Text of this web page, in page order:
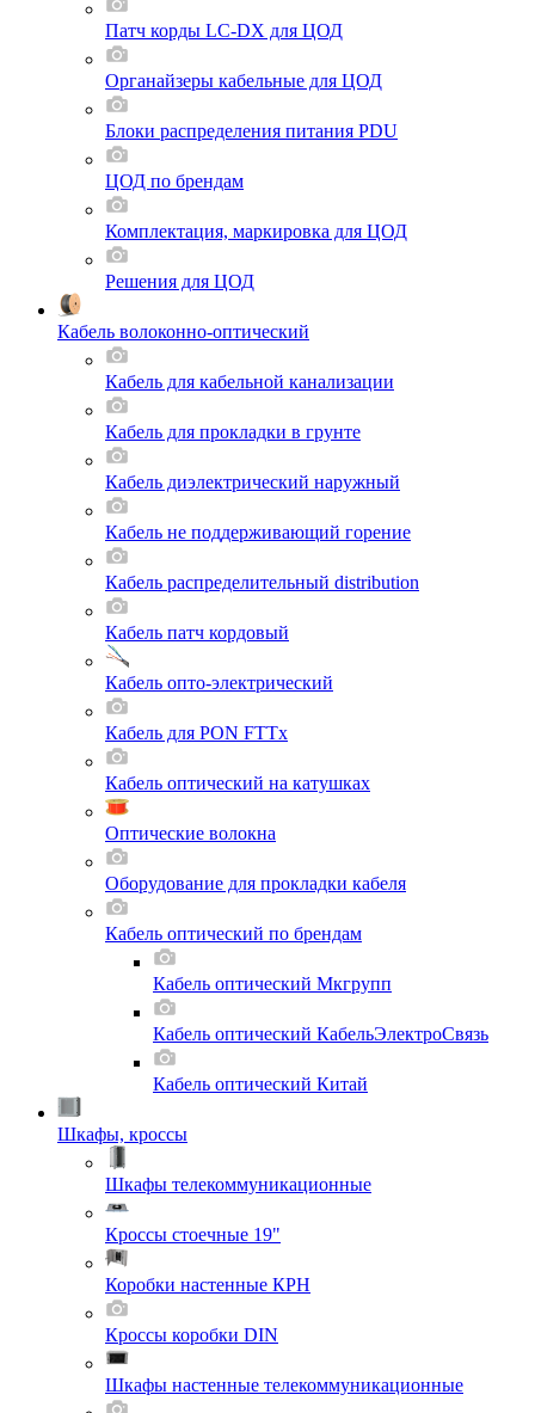
Патч корды LC-DX для ЦОД
Органайзеры кабельные для ЦОД
Блоки распределения питания PDU
ЦОД по брендам
Комплектация, маркировка для ЦОД
Решения для ЦОД
Кабель волоконно-оптический
Кабель для кабельной канализации
Кабель для прокладки в грунте
Кабель диэлектрический наружный
Кабель не поддерживающий горение
Кабель распределительный distribution
Кабель патч кордовый
Кабель опто-электрический
Кабель для PON FTTx
Кабель оптический на катушках
Оптические волокна
Оборудование для прокладки кабеля
Кабель оптический по брендам
Кабель оптический Мкгрупп
Кабель оптический КабельЭлектроСвязь
Кабель оптический Китай
Шкафы, кроссы
Шкафы телекоммуникационные
Кроссы стоечные 19"
Коробки настенные КРН
Кроссы коробки DIN
Шкафы настенные телекоммуникационные